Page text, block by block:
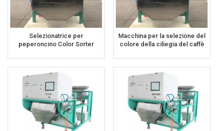
Selezionatrice per
peperoncino Color Sorter
Macchina per la selezione del
colore della ciliegia del caffè